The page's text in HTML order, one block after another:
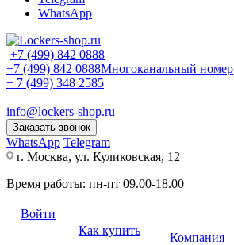
WhatsApp
+7 (499) 842 0888
+7 (499) 842 0888Многоканальный номер
+ 7 (499) 348 2585
info@lockers-shop.ru
Заказать звонок
WhatsApp Telegram
г. Москва, ул. Куликовская, 12
Время работы: пн-пт 09.00-18.00
Войти
Как купить
Компания